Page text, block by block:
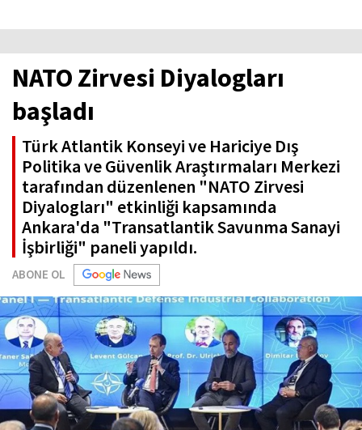
NATO Zirvesi Diyalogları
başladı
Türk Atlantik Konseyi ve Hariciye Dış
Politika ve Güvenlik Araştırmaları Merkezi
tarafından düzenlenen "NATO Zirvesi
Diyalogları" etkinliği kapsamında
Ankara'da "Transatlantik Savunma Sanayi
İşbirliği" paneli yapıldı.
ABONE OL